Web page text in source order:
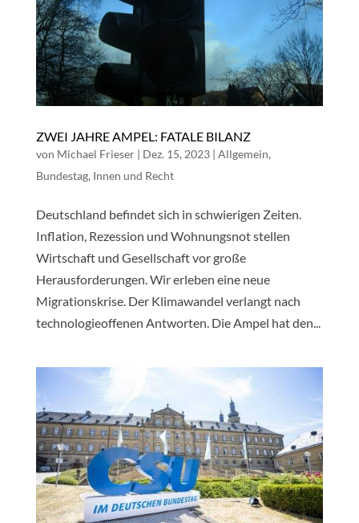
ZWEI JAHRE AMPEL: FATALE BILANZ
von Michael Frieser| Dez. 15, 2023| Allgemein,
Bundestag, Innen und Recht
Deutschland befindet sich in schwierigen Zeiten.
Inflation, Rezession und Wohnungsnot stellen
Wirtschaft und Gesellschaft vor große
Herausforderungen. Wir erleben eine neue
Migrationskrise. Der Klimawandel verlangt nach
technologieoffenen Antworten. Die Ampel hat den...